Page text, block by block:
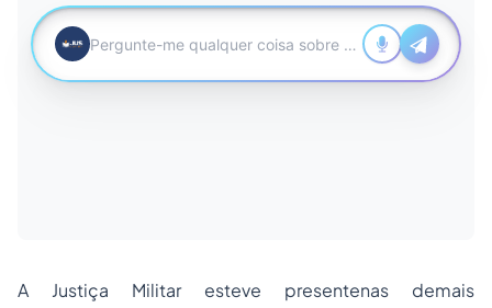
A Justiça Militar esteve presentenas demais